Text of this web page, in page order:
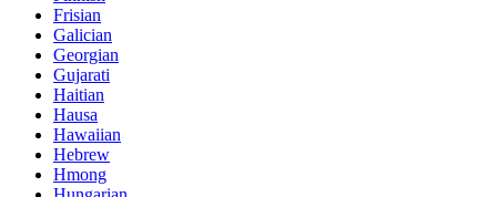
Frisian
Galician
Georgian
Gujarati
Haitian
Hausa
Hawaiian
Hebrew
Hmong